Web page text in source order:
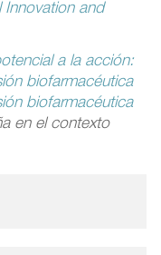
Innovation and
a la acción:
biofarmacéutica
biofarmacéutica
en el contexto